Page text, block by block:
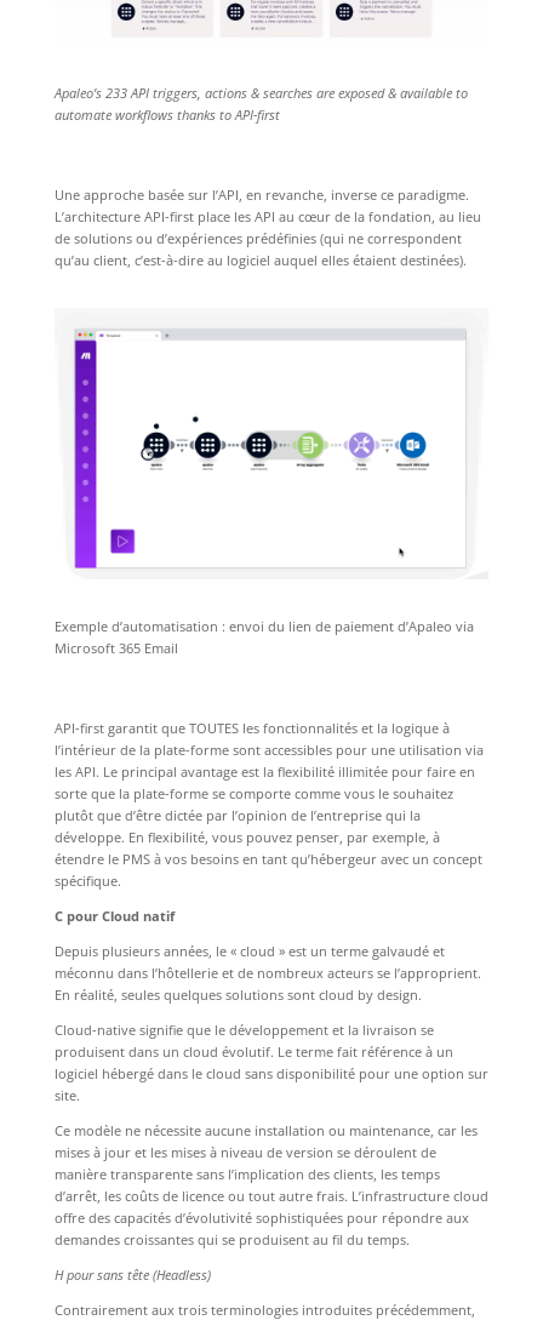
Apaleo’s 233 API triggers, actions & searches are exposed & available to
automate workflows thanks to API-first
Une approche basée sur l’API, en revanche, inverse ce paradigme.
L’architecture API-first place les API au cœur de la fondation, au lieu
de solutions ou d’expériences prédéfinies (qui ne correspondent
qu’au client, c’est-à-dire au logiciel auquel elles étaient destinées).
Exemple d’automatisation : envoi du lien de paiement d’Apaleo via
Microsoft 365 Email
API-first garantit que TOUTES les fonctionnalités et la logique à
l’intérieur de la plate-forme sont accessibles pour une utilisation via
les API. Le principal avantage est la flexibilité illimitée pour faire en
sorte que la plate-forme se comporte comme vous le souhaitez
plutôt que d’être dictée par l’opinion de l’entreprise qui la
développe. En flexibilité, vous pouvez penser, par exemple, à
étendre le PMS à vos besoins en tant qu’hébergeur avec un concept
spécifique.
C pour Cloud natif
Depuis plusieurs années, le « cloud » est un terme galvaudé et
méconnu dans l’hôtellerie et de nombreux acteurs se l’approprient.
En réalité, seules quelques solutions sont cloud by design.
Cloud-native signifie que le développement et la livraison se
produisent dans un cloud évolutif. Le terme fait référence à un
logiciel hébergé dans le cloud sans disponibilité pour une option sur
site.
Ce modèle ne nécessite aucune installation ou maintenance, car les
mises à jour et les mises à niveau de version se déroulent de
manière transparente sans l’implication des clients, les temps
d’arrêt, les coûts de licence ou tout autre frais. L’infrastructure cloud
offre des capacités d’évolutivité sophistiquées pour répondre aux
demandes croissantes qui se produisent au fil du temps.
H pour sans tête (Headless)
Contrairement aux trois terminologies introduites précédemment,